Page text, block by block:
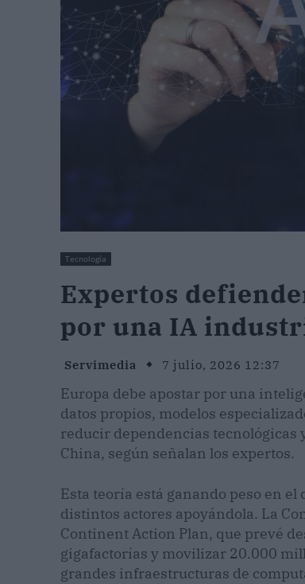
Tecnología
Expertos
por una IA
Servimedia 7 julio, 2026 12:37
Europa debe apostar por una
datos propios, modelos
reducir dependencias tecnológicas
China, según señalan los expertos.
Esta teoría está ganando peso en
distintos actores apoyándola. La
Continent Action Plan, que prevé
gigafactorías y movilizar 20.000
grandes infraestructuras de